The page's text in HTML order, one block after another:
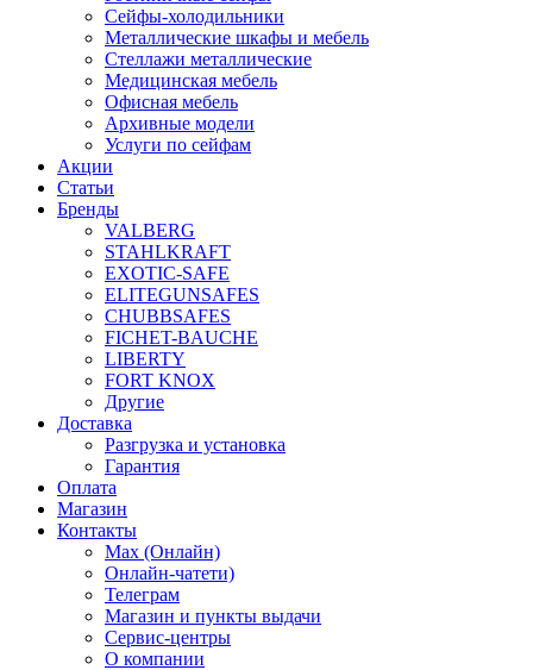
Сейфы-холодильники
Металлические шкафы и мебель
Стеллажи металлические
Медицинская мебель
Офисная мебель
Архивные модели
Услуги по сейфам
Акции
Статьи
Бренды
VALBERG
STAHLKRAFT
EXOTIC-SAFE
ELITEGUNSAFES
CHUBBSAFES
FICHET-BAUCHE
LIBERTY
FORT KNOX
Другие
Доставка
Разгрузка и установка
Гарантия
Оплата
Магазин
Контакты
Max (Онлайн)
Онлайн-чатети)
Телеграм
Магазин и пункты выдачи
Сервис-центры
О компании